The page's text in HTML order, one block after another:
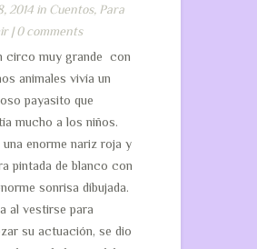
2014 in Cuentos, Para
|0 comments
circo muy grande con
animales vivía un
payasito que
mucho a los niños.
una enorme nariz roja y
pintada de blanco con
sonrisa dibujada.
al vestirse para
su actuación, se dio